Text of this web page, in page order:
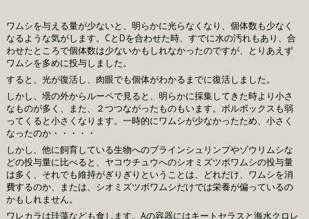
ワムシを与える量が少ないと、明らかに光らなくなり、個体数も少なく
なるような気がします。CとDを合わせた時、すでに水の汚れもあり、合
わせたところで個体数は少ないかもしれなかったのですが、とりあえず
ワムシを多めに投与しました。
すると、光が復活し、肉眼でも個体がわかるまでに復活しました。
しかし、壜の外からルーペで見ると、明らかに採集してきた時より小さ
なものが多く、また、２つつながったものもいます。ボルボックスも弱
ってくると小さくなります。一時的にワムシが少なかったため、小さく
なったのか・・・・・
しかし、他に飼育している生物へのブラインシュリンプやゾウリムシな
どの投与量に比べると、ヤコウチュウへのシオミズツボワムシの投与量
は多く、それでも維持がぎりぎりということは、どれだけ、ワムシを消
費するのか、または、シオミズツボワムシだけでは栄養が偏っているの
かもしれません。
ワレカラは珪藻なども食します。Aの容器にはキートセラスと海水クロレ